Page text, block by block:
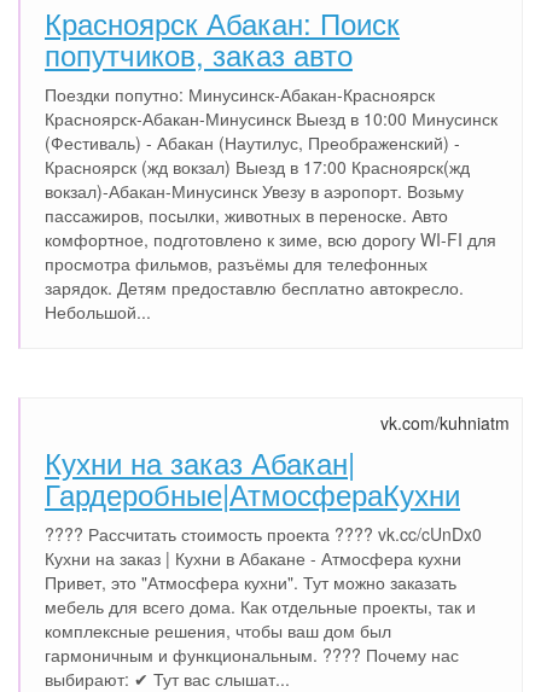
Красноярск Абакан: Поиск
попутчиков, заказ авто
Поездки попутно: Минусинск-Абакан-Красноярск
Красноярск-Абакан-Минусинск Выезд в 10:00 Минусинск
(Фестиваль) - Абакан (Наутилус, Преображенский) -
Красноярск (жд вокзал) Выезд в 17:00 Красноярск(жд
вокзал)-Абакан-Минусинск Увезу в аэропорт. Возьму
пассажиров, посылки, животных в переноске. Авто
комфортное, подготовлено к зиме, всю дорогу WI-FI для
просмотра фильмов, разъёмы для телефонных
зарядок. Детям предоставлю бесплатно автокресло.
Небольшой...
vk.com/kuhniatm
Кухни на заказ Абакан|
Гардеробные|АтмосфераКухни
???? Рассчитать стоимость проекта ???? vk.cc/cUnDx0
Кухни на заказ | Кухни в Абакане - Атмосфера кухни
Привет, это "Атмосфера кухни". Тут можно заказать
мебель для всего дома. Как отдельные проекты, так и
комплексные решения, чтобы ваш дом был
гармоничным и функциональным. ???? Почему нас
выбирают: ✔ Тут вас слышат...